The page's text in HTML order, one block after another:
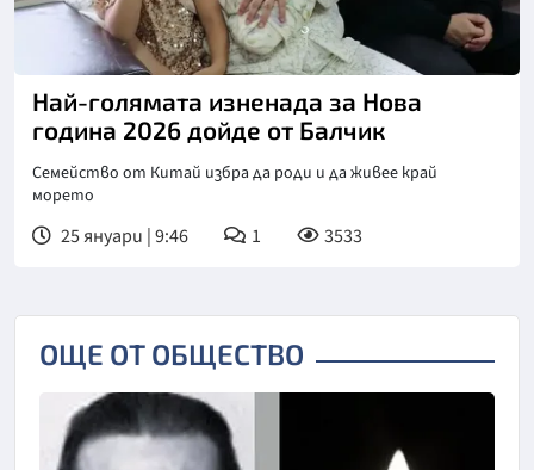
Снимка: Нова телевизия
Най-голямата изненада за Нова
година 2026 дойде от Балчик
Семейство от Китай избра да роди и да живее край
морето
25 януари | 9:46 1 3533
ОЩЕ ОТ ОБЩЕСТВО